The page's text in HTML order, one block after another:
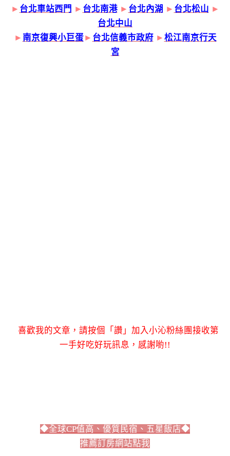
► 台北車站西門 ► 台北南港 ► 台北內湖 ► 台北松山 ►
台北中山
► 南京復興小巨蛋► 台北信義市政府► 松江南京行天
宮
喜歡我的文章，請按個「讚」加入小沁粉絲團接收第
一手好吃好玩訊息，感謝喲!!
◆全球CP值高、優質民宿、五星飯店◆
推薦訂房網站點我